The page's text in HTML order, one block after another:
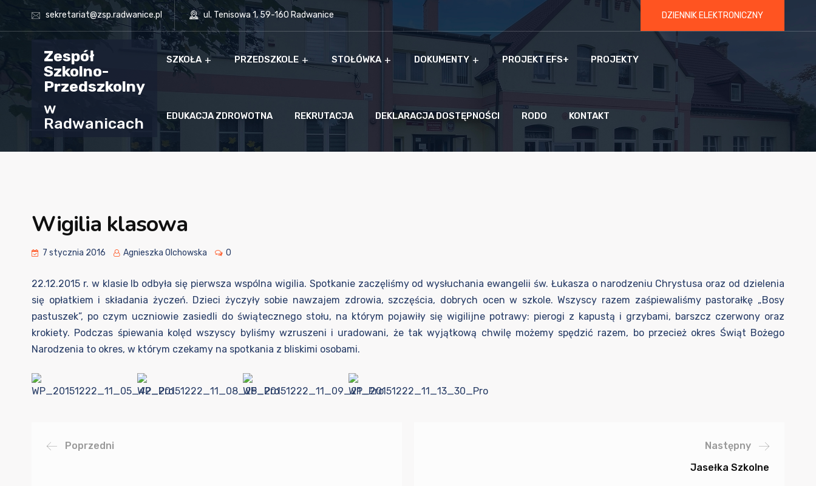
sekretariat@zsp.radwanice.pl ul. Tenisowa 1, 59-160 Radwanice DZIENNIK ELEKTRONICZNY
Zespół
Szkolno-
Przedszkolny
w
Radwanicach
SZKOŁA PRZEDSZKOLE STOŁÓWKA DOKUMENTY PROJEKT EFS+ PROJEKTY
EDUKACJA ZDROWOTNA REKRUTACJA DEKLARACJA DOSTĘPNOŚCI RODO KONTAKT
Wigilia klasowa
7 stycznia 2016 Agnieszka Olchowska 0
22.12.2015 r. w klasie Ib odbyła się pierwsza wspólna wigilia. Spotkanie zaczęliśmy od wysłuchania ewangelii św. Łukasza o narodzeniu Chrystusa oraz od dzielenia
się opłatkiem i składania życzeń. Dzieci życzyły sobie nawzajem zdrowia, szczęścia, dobrych ocen w szkole. Wszyscy razem zaśpiewaliśmy pastorałkę „Bosy
pastuszek”, po czym uczniowie zasiedli do świątecznego stołu, na którym pojawiły się wigilijne potrawy: pierogi z kapustą i grzybami, barszcz czerwony oraz
krokiety. Podczas śpiewania kolęd wszyscy byliśmy wzruszeni i uradowani, że tak wyjątkową chwilę możemy spędzić razem, bo przecież okres Świąt Bożego
Narodzenia to okres, w którym czekamy na spotkania z bliskimi osobami.
Poprzedni
Następny
Jasełka Szkolne